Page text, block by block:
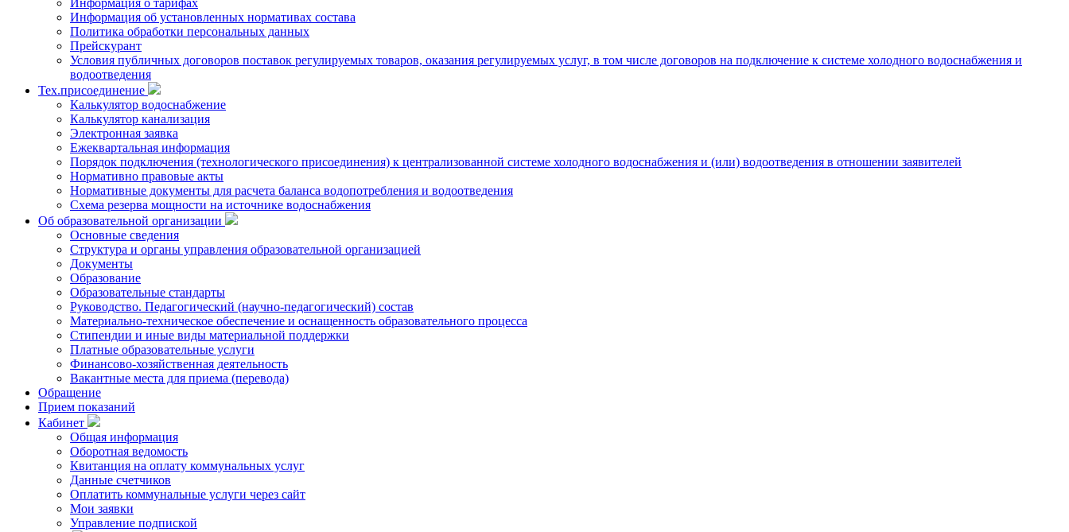
Информация о тарифах
Информация об установленных нормативах состава
Политика обработки персональных данных
Прейскурант
Условия публичных договоров поставок регулируемых товаров, оказания регулируемых услуг, в том числе договоров на подключение к системе холодного водоснабжения и
водоотведения
Тех.присоединение
Калькулятор водоснабжение
Калькулятор канализация
Электронная заявка
Ежеквартальная информация
Порядок подключения (технологического присоединения) к централизованной системе холодного водоснабжения и (или) водоотведения в отношении заявителей
Нормативно правовые акты
Нормативные документы для расчета баланса водопотребления и водоотведения
Схема резерва мощности на источнике водоснабжения
Об образовательной организации
Основные сведения
Структура и органы управления образовательной организацией
Документы
Образование
Образовательные стандарты
Руководство. Педагогический (научно-педагогический) состав
Материально-техническое обеспечение и оснащенность образовательного процесса
Стипендии и иные виды материальной поддержки
Платные образовательные услуги
Финансово-хозяйственная деятельность
Вакантные места для приема (перевода)
Обращение
Прием показаний
Кабинет
Общая информация
Оборотная ведомость
Квитанция на оплату коммунальных услуг
Данные счетчиков
Оплатить коммунальные услуги через сайт
Мои заявки
Управление подпиской